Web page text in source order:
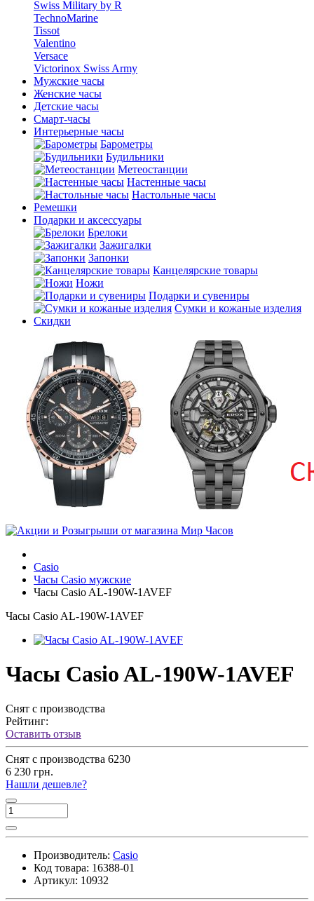
Swiss Military by R
TechnoMarine
Tissot
Valentino
Versace
Victorinox Swiss Army
Мужские часы
Женские часы
Детские часы
Смарт-часы
Интерьерные часы
Барометры
Будильники
Метеостанции
Настенные часы
Настольные часы
Ремешки
Подарки и аксессуары
Брелоки
Зажигалки
Запонки
Канцелярские товары
Ножи
Подарки и сувениры
Сумки и кожаные изделия
Скидки
Casio
Часы Casio мужские
Часы Casio AL-190W-1AVEF
Часы Casio AL-190W-1AVEF
Часы Casio AL-190W-1AVEF
Снят с производства
Рейтинг:
Оставить отзыв
Снят с производства 6230
6 230 грн.
Нашли дешевле?
Производитель: Casio
Код товара: 16388-01
Артикул: 10932